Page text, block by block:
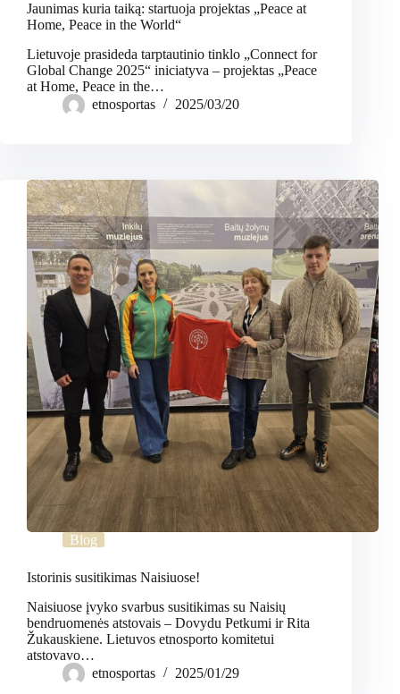
Jaunimas kuria taiką: startuoja projektas „Peace at
Home, Peace in the World“
Lietuvoje prasideda tarptautinio tinklo „Connect for
Global Change 2025“ iniciatyva – projektas „Peace
at Home, Peace in the…
etnosportas
2025/03/20
Blog
Istorinis susitikimas Naisiuose!
Naisiuose įvyko svarbus susitikimas su Naisių
bendruomenės atstovais – Dovydu Petkumi ir Rita
Žukauskiene. Lietuvos etnosporto komitetui
atstovavo…
etnosportas
2025/01/29